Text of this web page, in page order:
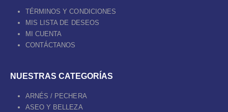
TÉRMINOS Y CONDICIONES
MIS LISTA DE DESEOS
MI CUENTA
CONTÁCTANOS
NUESTRAS CATEGORÍAS
ARNÉS / PECHERA
ASEO Y BELLEZA